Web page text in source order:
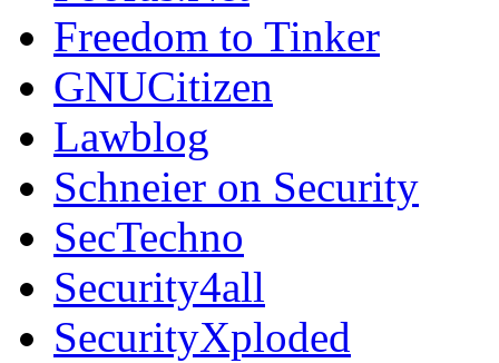
Freedom to Tinker
GNUCitizen
Lawblog
Schneier on Security
SecTechno
Security4all
SecurityXploded